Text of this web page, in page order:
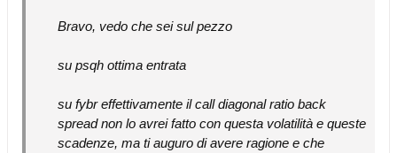
Bravo, vedo che sei sul pezzo
su psqh ottima entrata
su fybr effettivamente il call diagonal ratio back
spread non lo avrei fatto con questa volatilità e queste
scadenze, ma ti auguro di avere ragione e che